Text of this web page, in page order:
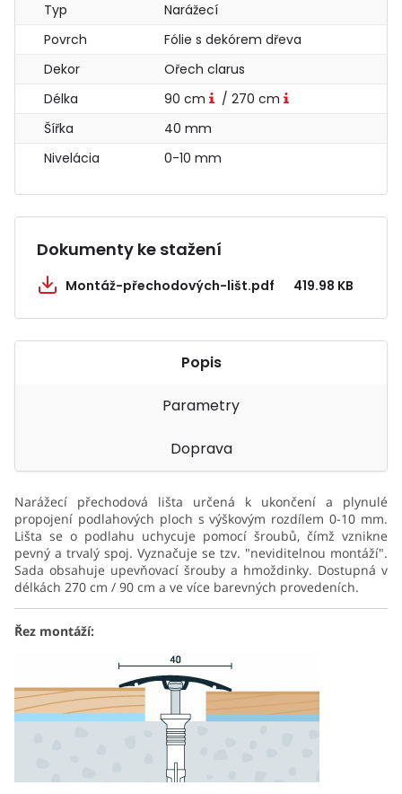
Typ
Narážecí
Povrch
Fólie s dekórem dřeva
Dekor
Ořech clarus
Délka
90 cm
/ 270 cm
Šířka
40 mm
Nivelácia
0-10 mm
Dokumenty ke stažení
Montáž-přechodových-lišt.pdf 419.98 KB
Popis
Parametry
Doprava
Narážecí přechodová lišta určená k ukončení a plynulé
propojení podlahových ploch s výškovým rozdílem 0-10 mm.
Lišta se o podlahu uchycuje pomocí šroubů, čímž vznikne
pevný a trvalý spoj. Vyznačuje se tzv. "neviditelnou montáží".
Sada obsahuje upevňovací šrouby a hmoždinky. Dostupná v
délkách 270 cm / 90 cm a ve více barevných provedeních.
Řez montáží: